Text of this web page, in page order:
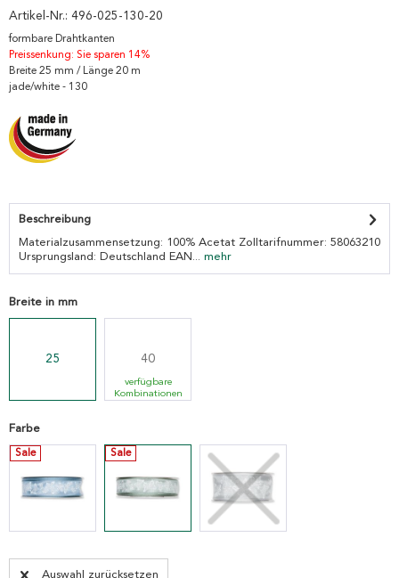
Artikel-Nr.: 496-025-130-20
formbare Drahtkanten
Preissenkung: Sie sparen 14%
Breite 25 mm / Länge 20 m
jade/white - 130
Beschreibung
Materialzusammensetzung: 100% Acetat Zolltarifnummer: 58063210
Ursprungsland: Deutschland EAN... mehr
Breite in mm
25 40
verfügbare
Kombinationen
Farbe
Sale Sale
Auswahl zurücksetzen